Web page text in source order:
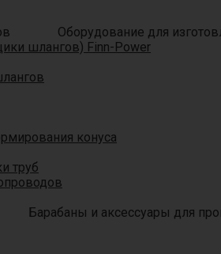
Оборудование для
шлангов) Finn-Power
конуса
труб
Барабаны и аксессуары для